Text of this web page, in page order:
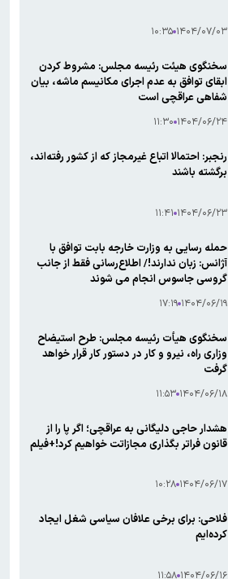
۱۴۰۴/۰۷/۰۳ ۱۰:۳۵
سخنگوی هیئت رئیسه مجلس: مشروط کردن
ابقای توافق به عدم اجرای مکانیسم ماشه، بیان
شفاهی عراقچی است
۱۴۰۴/۰۶/۲۴ ۱۱:۳۰
رنجبر: احتمالا اتباع غیرمجاز که از کشور رفته‌اند،
برگشته باشند
۱۴۰۴/۰۶/۲۳ ۱۱:۴۱
حمله رسایی به وزارت خارجه بابت توافق با
آژانس: زبان ندارند!/ اطلاع‌رسانی فقط از جانب
گروسی جاسوس انجام می شوند
۱۴۰۴/۰۶/۱۹ ۱۷:۱۹
سخنگوی هیأت رئیسه مجلس: طرح استیضاح
وزاری راه، نیرو و کار در دستور کار قرار خواهد
گرفت
۱۴۰۴/۰۶/۱۸ ۱۱:۵۳
هشدار حاجی دلیگانی به عراقچی؛ اگر پا را از
قانون فراتر بگذاری مجازاتت خواهیم کرد!+فیلم
۱۴۰۴/۰۶/۱۷ ۱۰:۲۸
فلاحی: برای برخی علافان سیاسی شغل ایجاد
کرده‌ایم
۱۴۰۴/۰۶/۱۶ ۱۱:۵۸